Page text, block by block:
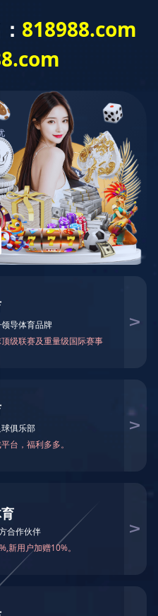
2025年第1
24
点击量：
554